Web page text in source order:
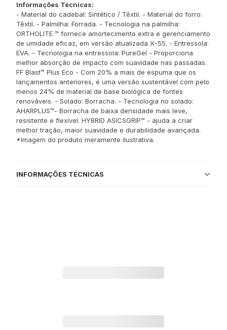
Informações Técnicas:
- Material do cadebal: Sintético / Têxtil. - Material do forro:
Têxtil. - Palmilha: Forrada. - Tecnologia na palmilha:
ORTHOLITE ™ fornece amortecimento extra e gerenciamento
de umidade eficaz, em versão atualizada X-55. - Entressola:
EVA. - Tecnologia na entressola: PureGel - Proporciona
melhor absorção de impacto com suavidade nas passadas.
FF Blast™ Plus Eco - Com 20% a mais de espuma que os
lançamentos anteriores, é uma versão sustentável com pelo
menos 24% de material de base biológica de fontes
renováveis. - Solado: Borracha. - Tecnologia no solado:
AHARPLUS™- Borracha de baixa densidade mais leve,
resistente e flexível. HYBRID ASICSGRIP™ - ajuda a criar
melhor tração, maior suavidade e durabilidade avançada.
*Imagem do produto meramente ilustrativa.
INFORMAÇÕES TÉCNICAS